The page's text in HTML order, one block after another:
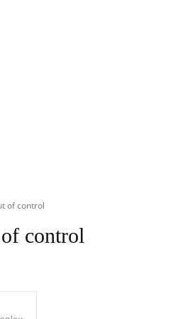
of control
control